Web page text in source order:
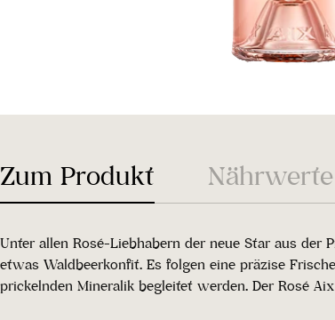
Zum Produkt Nährwerte
Unter allen Rosé-Liebhabern der neue Star aus der
etwas Waldbeerkonfit. Es folgen eine präzise
prickelnden Mineralik begleitet werden. Der Rosé